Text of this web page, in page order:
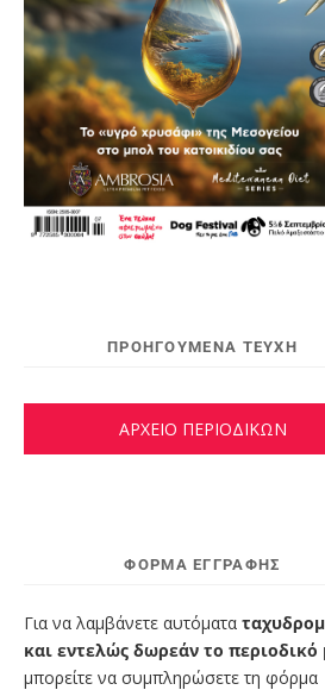
ΠΡΟΗΓΟΥΜΕΝΑ ΤΕΥΧΗ
ΑΡΧΕΙΟ ΠΕΡΙΟΔΙΚΩΝ
ΦΌΡΜΑ ΕΓΓΡΑΦΉΣ
Για να λαμβάνετε αυτόματα
και εντελώς δωρεάν το περιοδικό
μπορείτε να συμπληρώσετε τη φόρμα